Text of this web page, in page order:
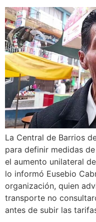
La Central de Barrios
para definir medidas
el aumento unilateral
lo informó Eusebio
organización, quien
transporte no
antes de subir las